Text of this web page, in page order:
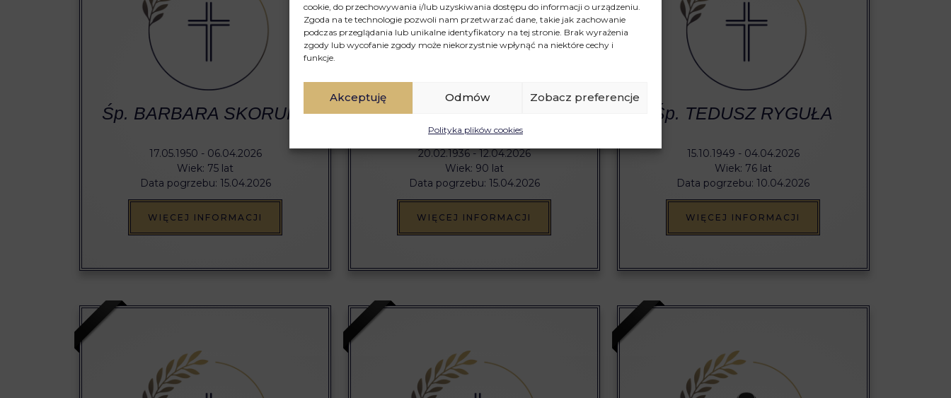
cookie, do przechowywania i/lub uzyskiwania dostępu do informacji o urządzeniu.
Zgoda na te technologie pozwoli nam przetwarzać dane, takie jak zachowanie
podczas przeglądania lub unikalne identyfikatory na tej stronie. Brak wyrażenia
zgody lub wycofanie zgody może niekorzystnie wpłynąć na niektóre cechy i
funkcje.
Akceptuję Odmów Zobacz preferencje
Polityka plików cookies
Śp. BARBARA SKORUPA
17.05.1950 - 06.04.2026
Wiek: 75 lat
Data pogrzebu: 15.04.2026
WIĘCEJ INFORMACJI
Śp. LESZEK BIENIECKI
20.02.1936 - 12.04.2026
Wiek: 90 lat
Data pogrzebu: 15.04.2026
WIĘCEJ INFORMACJI
Śp. TEDUSZ RYGUŁA
15.10.1949 - 04.04.2026
Wiek: 76 lat
Data pogrzebu: 10.04.2026
WIĘCEJ INFORMACJI